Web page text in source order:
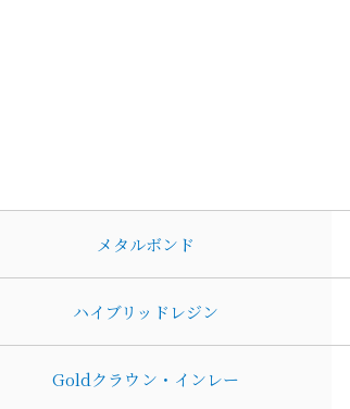
メタルボンド
ハイブリッドレジン
Goldクラウン・インレー